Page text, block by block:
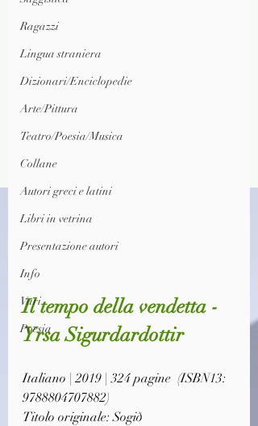
Ragazzi
Lingua straniera
Dizionari/Enciclopedie
Arte/Pittura
Teatro/Poesia/Musica
Collane
Autori greci e latini
Libri in vetrina
Presentazione autori
Info
Vari
Poesia
Il tempo della vendetta -
Yrsa Sigurdardottir
Italiano | 2019 | 324 pagine  (ISBN13:
9788804707882)
Titolo originale: Sogið